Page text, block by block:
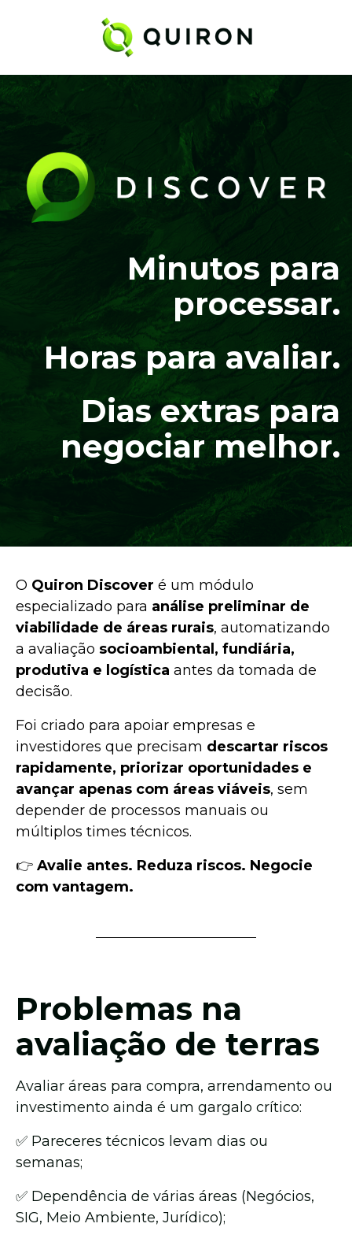
Minutos para
processar.
Horas para avaliar.
Dias extras para
negociar melhor.
O Quiron Discover é um módulo
especializado para análise preliminar de
viabilidade de áreas rurais, automatizando
a avaliação socioambiental, fundiária,
produtiva e logística antes da tomada de
decisão.
Foi criado para apoiar empresas e
investidores que precisam descartar riscos
rapidamente, priorizar oportunidades e
avançar apenas com áreas viáveis, sem
depender de processos manuais ou
múltiplos times técnicos.
👉 Avalie antes. Reduza riscos. Negocie
com vantagem.
Problemas na
avaliação de terras
Avaliar áreas para compra, arrendamento ou
investimento ainda é um gargalo crítico:
✅ Pareceres técnicos levam dias ou
semanas;
✅ Dependência de várias áreas (Negócios,
SIG, Meio Ambiente, Jurídico);